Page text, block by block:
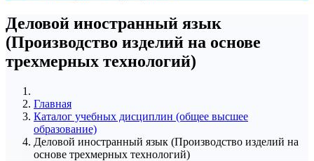
Деловой иностранный язык
(Производство изделий на основе
трехмерных технологий)
Главная
Каталог учебных дисциплин (общее высшее
образование)
Деловой иностранный язык (Производство изделий на
основе трехмерных технологий)